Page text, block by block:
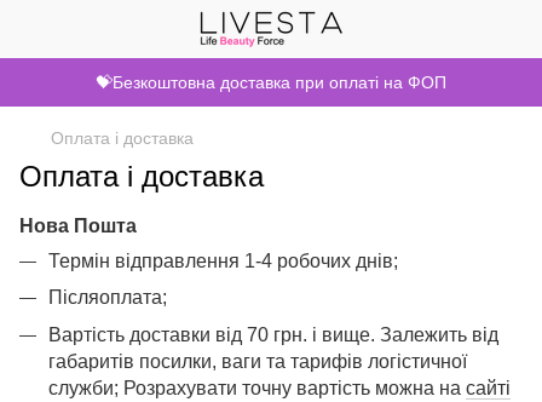
💝Безкоштовна доставка при оплаті на ФОП
Оплата і доставка
Оплата і доставка
Нова Пошта
Термін відправлення 1-4 робочих днів;
Післяоплата;
Вартість доставки від 70 грн. і вище. Залежить від
габаритів посилки, ваги та тарифів логістичної
служби; Розрахувати точну вартість можна на сайті